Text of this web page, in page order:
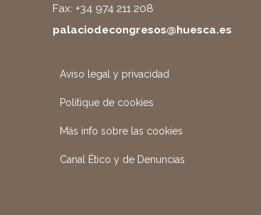
Fax: +34 974 211 208
palaciodecongresos@huesca.es
Aviso legal y privacidad
Politique de cookies
Más info sobre las cookies
Canal Ético y de Denuncias